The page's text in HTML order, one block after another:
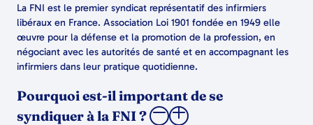
La FNI est le premier syndicat représentatif des infirmiers
libéraux en France. Association Loi 1901 fondée en 1949 elle
œuvre pour la défense et la promotion de la profession, en
négociant avec les autorités de santé et en accompagnant les
infirmiers dans leur pratique quotidienne.
Pourquoi est-il important de se
syndiquer à la FNI ?